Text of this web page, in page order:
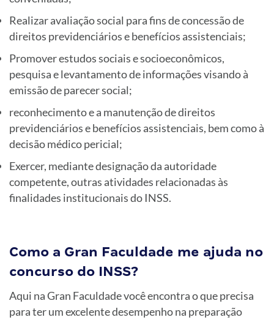
Realizar avaliação social para fins de concessão de
direitos previdenciários e benefícios assistenciais;
Promover estudos sociais e socioeconômicos,
pesquisa e levantamento de informações visando à
emissão de parecer social;
reconhecimento e a manutenção de direitos
previdenciários e benefícios assistenciais, bem como à
decisão médico pericial;
Exercer, mediante designação da autoridade
competente, outras atividades relacionadas às
finalidades institucionais do INSS.
Como a Gran Faculdade me ajuda no
concurso do INSS?
Aqui na Gran Faculdade você encontra o que precisa
para ter um excelente desempenho na preparação